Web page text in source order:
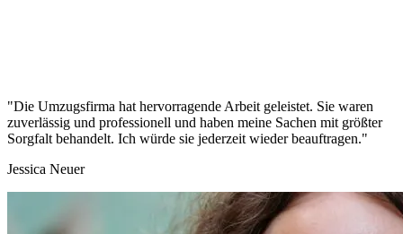
"Die Umzugsfirma hat hervorragende Arbeit geleistet. Sie waren
zuverlässig und professionell und haben meine Sachen mit größter
Sorgfalt behandelt. Ich würde sie jederzeit wieder beauftragen."
Jessica Neuer